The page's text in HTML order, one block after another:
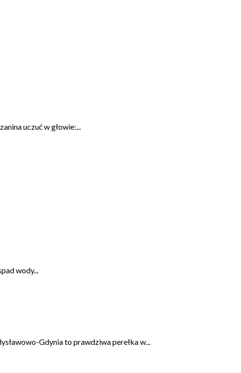
uczuć w głowie:...
wody...
Gdynia to prawdziwa perełka w...